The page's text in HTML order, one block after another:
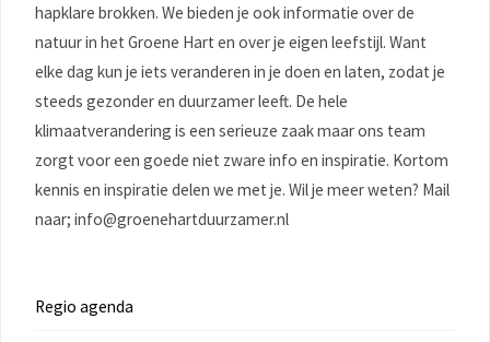
hapklare brokken. We bieden je ook informatie over de
natuur in het Groene Hart en over je eigen leefstijl. Want
elke dag kun je iets veranderen in je doen en laten, zodat je
steeds gezonder en duurzamer leeft. De hele
klimaatverandering is een serieuze zaak maar ons team
zorgt voor een goede niet zware info en inspiratie. Kortom
kennis en inspiratie delen we met je. Wil je meer weten? Mail
naar; info@groenehartduurzamer.nl
Regio agenda